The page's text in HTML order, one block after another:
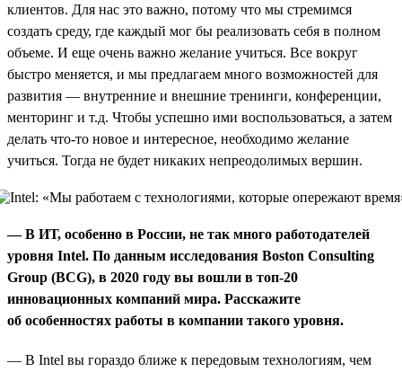
клиентов. Для нас это важно, потому что мы стремимся
создать среду, где каждый мог бы реализовать себя в полном
объеме. И еще очень важно желание учиться. Все вокруг
быстро меняется, и мы предлагаем много возможностей для
развития — внутренние и внешние тренинги, конференции,
менторинг и т.д. Чтобы успешно ими воспользоваться, а затем
делать что-то новое и интересное, необходимо желание
учиться. Тогда не будет никаких непреодолимых вершин.
— В ИТ, особенно в России, не так много работодателей
уровня Intel. По данным исследования Boston Consulting
Group (BCG), в 2020 году вы вошли в топ-20
инновационных компаний мира. Расскажите
об особенностях работы в компании такого уровня.
— В Intel вы гораздо ближе к передовым технологиям, чем